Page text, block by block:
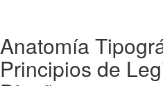
Anatomía
Principios de